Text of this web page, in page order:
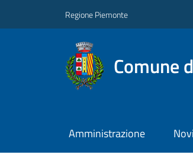
Regione Piemonte
Comune
Amministrazione